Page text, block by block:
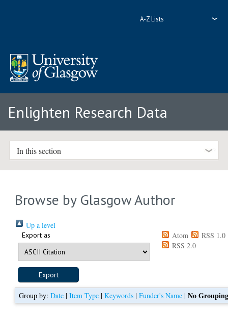
A-Z Lists
Enlighten Research Data
In this section
Browse by Glasgow Author
Up a level
Export as Atom
RSS 1.0
RSS 2.0
Group by:Date |Item Type |Keywords |Funder's Name |No